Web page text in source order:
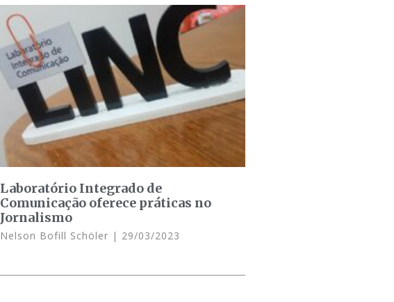
Laboratório Integrado de
Comunicação oferece práticas no
Jornalismo
Nelson Bofill Schöler 29/03/2023